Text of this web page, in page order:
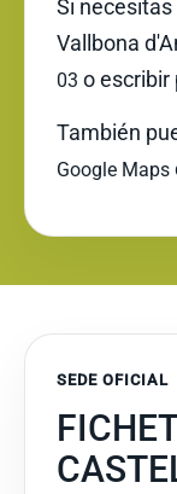
Si
Vallbona
03 o escribir
También
Google Maps
SEDE OFICIAL